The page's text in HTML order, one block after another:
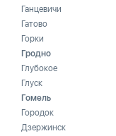
Ганцевичи
Гатово
Горки
Гродно
Глубокое
Глуск
Гомель
Городок
Дзержинск